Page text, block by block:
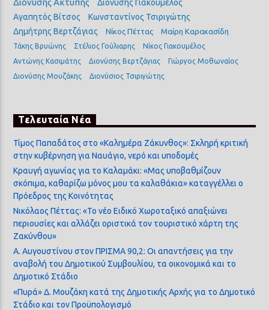
Διονύσης Γιακουμέλος
Αγαπητός Βίτσος
Κωνσταντίνος Τσιριγώτης
Δημήτρης Βερτζάγιας
Νίκος Πέττας Μαίρη Καρακασίδη
Τάκης Βρυώνης Στέλιος Γούλιαρης
Νίκος Γιακουμέλος
Αντώνης Κασιμάτης
Διονύσης Βερτζάγιας
Γιώργος Μοθωναίος
Διονύσης Μουζάκης
Διονύσιος Τσιριγώτης
Τελευταία Νέα
Τίμος Παπαδάτος στο «Καλημέρα Ζάκυνθος»: Σκληρή κριτική
στην κυβέρνηση για Ναυάγιο, νερό και υποδομές
Κραυγή αγωνίας για το Καλαμάκι: «Μας υποβαθμίζουν
σκόπιμα, καθαρίζω μόνος μου τα καλαθάκια» καταγγέλλει ο
Πρόεδρος της Κοινότητας
Νικόλαος Πέττας: «Το νέο Ειδικό Χωροταξικό απαξιώνει
περιουσίες και αλλάζει οριστικά τον τουριστικό χάρτη της
Ζακύνθου»
Α. Αυγουστίνου στον ΠΡΙΣΜΑ 90,2: Οι απαντήσεις για την
αναβολή του Δημοτικού Συμβουλίου, τα οικονομικά και το
Δημοτικό Στάδιο
«Πυρά» Δ. Μουζάκη κατά της Δημοτικής Αρχής για το Δημοτικό
Στάδιο και τον Προϋπολογισμό